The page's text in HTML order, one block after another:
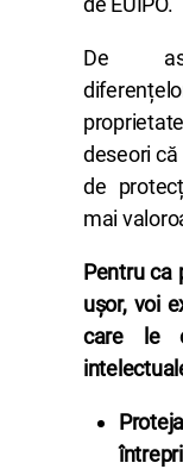
De
deseori
de
mai
Pentru ca
ușor, voi
care le